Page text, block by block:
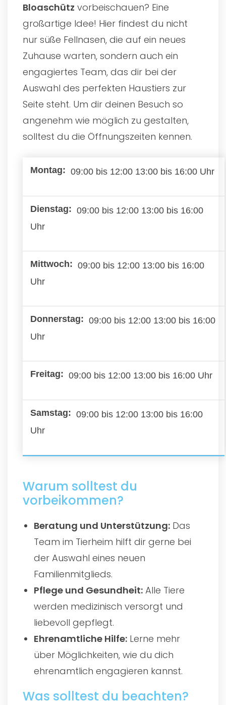
Bloaschütz vorbeischauen? Eine
großartige Idee! Hier findest du nicht
nur süße Fellnasen, die auf ein neues
Zuhause warten, sondern auch ein
engagiertes Team, das dir bei der
Auswahl des perfekten Haustiers zur
Seite steht. Um dir deinen Besuch so
angenehm wie möglich zu gestalten,
solltest du die Öffnungszeiten kennen.
09:00 bis 12:00 13:00 bis 16:00 Uhr
09:00 bis 12:00 13:00 bis 16:00
Uhr
09:00 bis 12:00 13:00 bis 16:00
Uhr
09:00 bis 12:00 13:00 bis 16:00
Uhr
09:00 bis 12:00 13:00 bis 16:00 Uhr
09:00 bis 12:00 13:00 bis 16:00
Uhr
Warum solltest du
vorbeikommen?
Beratung und Unterstützung: Das
Team im Tierheim hilft dir gerne bei
der Auswahl eines neuen
Familienmitglieds.
Pflege und Gesundheit: Alle Tiere
werden medizinisch versorgt und
liebevoll gepflegt.
Ehrenamtliche Hilfe: Lerne mehr
über Möglichkeiten, wie du dich
ehrenamtlich engagieren kannst.
Was solltest du beachten?